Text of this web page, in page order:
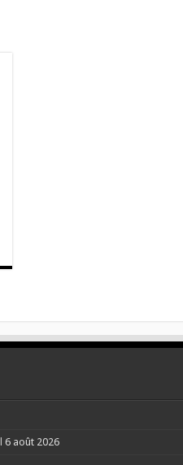
6 août 2026